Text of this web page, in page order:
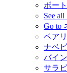
ボー
See
Go to
ベア
ナベ
バイ
サラ